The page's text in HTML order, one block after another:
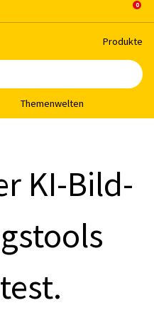
Pro­duk­te
The­men­wel­ten
KI-Bild­